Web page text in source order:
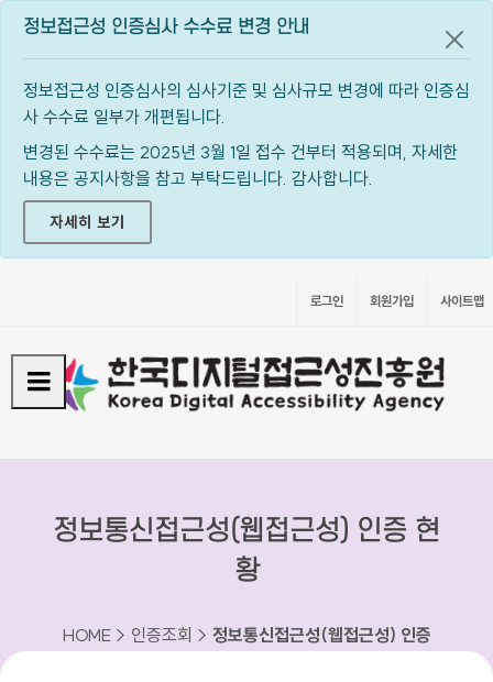
정보접근성 인증심사 수수료 변경 안내
정보접근성 인증심사의 심사기준 및 심사규모 변경에 따라 인증심
사 수수료 일부가 개편됩니다.
변경된 수수료는 2025년 3월 1일 접수 건부터 적용되며, 자세한
내용은 공지사항을 참고 부탁드립니다. 감사합니다.
자세히 보기
공지
로그인 회원가입 사이트맵
정보통신접근성(웹접근성) 인증 현
황
HOME > 인증조회 > 정보통신접근성(웹접근성) 인증